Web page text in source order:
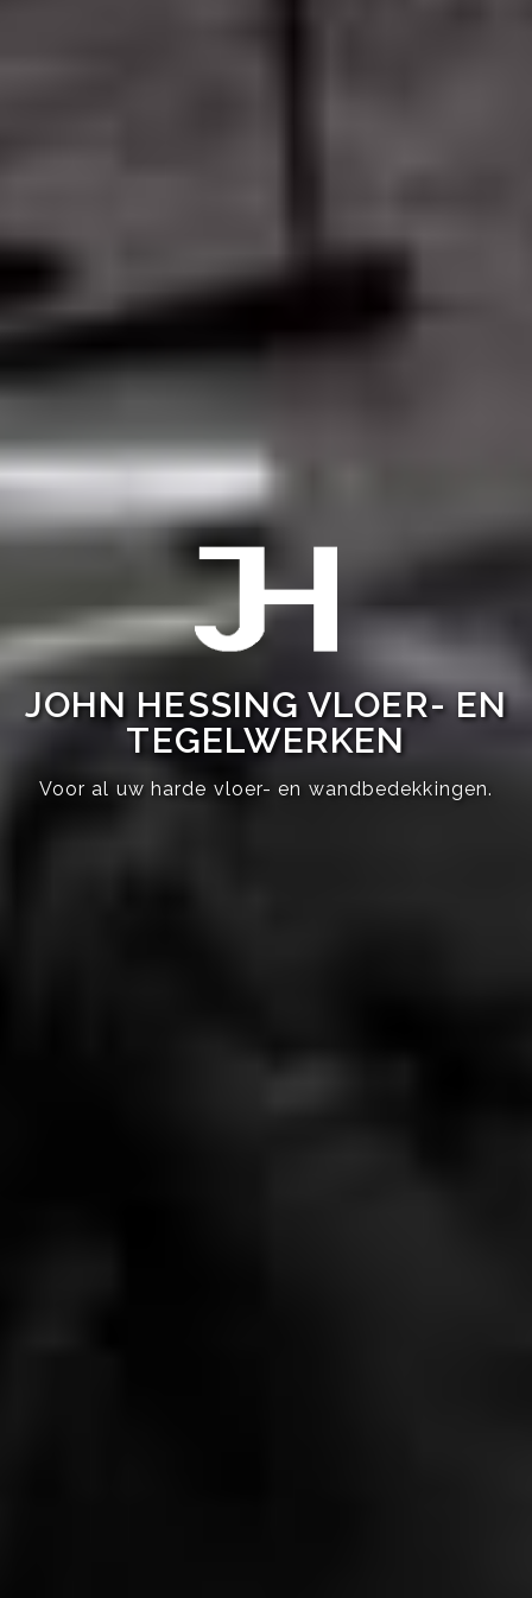
JOHN HESSING VLOER- EN
TEGELWERKEN
Voor al uw harde vloer- en wandbedekkingen.